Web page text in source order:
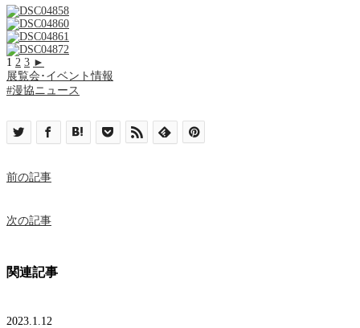
1 2 3 ►
展覧会･イベント情報
#漫協ニュース
前の記事
次の記事
関連記事
2023.1.12